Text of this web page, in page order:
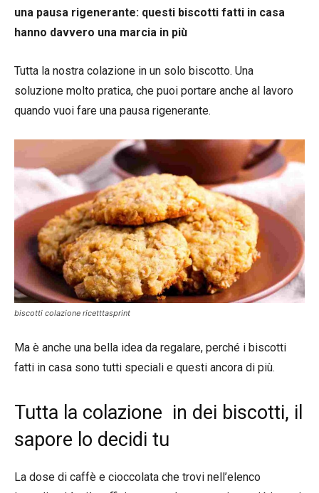
una pausa rigenerante: questi biscotti fatti in casa
hanno davvero una marcia in più
Tutta la nostra colazione in un solo biscotto. Una
soluzione molto pratica, che puoi portare anche al lavoro
quando vuoi fare una pausa rigenerante.
biscotti colazione ricetttasprint
Ma è anche una bella idea da regalare, perché i biscotti
fatti in casa sono tutti speciali e questi ancora di più.
Tutta la colazione in dei biscotti, il
sapore lo decidi tu
La dose di caffè e cioccolata che trovi nell’elenco